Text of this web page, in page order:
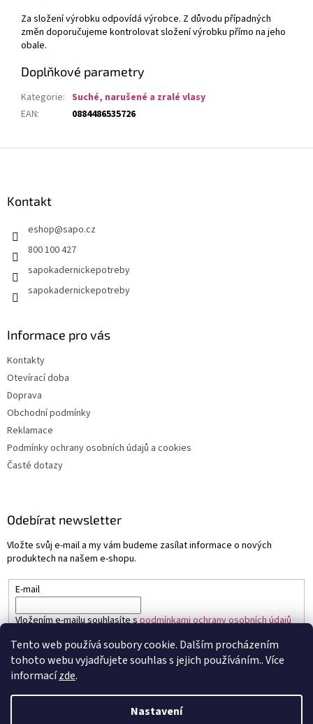
Tento web používá soubory cookie. Dalším procházením
tohoto webu vyjadřujete souhlas s jejich používáním.. Více
informacízde.
Nastavení
Za složení výrobku odpovídá výrobce. Z důvodu případných
změn doporučujeme kontrolovat složení výrobku přímo na jeho
obale.
Doplňkové parametry
Kategorie: Suché, narušené a zralé vlasy
EAN: 0884486535726
Kontakt
eshop@sapo.cz
800 100 427
sapokadernickepotreby
sapokadernickepotreby
Informace pro vás
Kontakty
Otevírací doba
Doprava
Obchodní podmínky
Reklamace
Podmínky ochrany osobních údajů a cookies
Časté dotazy
Odebírat newsletter
Vložte svůj e-mail a my vám budeme zasílat informace o nových
produktech na našem e-shopu.
E-mail
Vložením e-mailu souhlasíte spodmínkami ochrany osobních údajů
PŘIHLÁSIT SE
Vytvořil Shoptet